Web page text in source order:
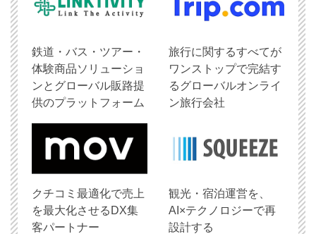
鉄道・バス・ツアー・
体験商品ソリューショ
ンとグローバル販路提
供のプラットフォーム
旅行に関するすべてが
ワンストップで完結す
るグローバルオンライ
ン旅行会社
クチコミ最適化で売上
を最大化させるDX集
客パートナー
観光・宿泊運営を、
AI×テクノロジーで再
設計する